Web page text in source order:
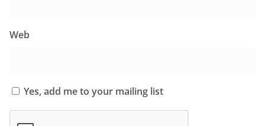
Web
Yes, add me to your mailing list